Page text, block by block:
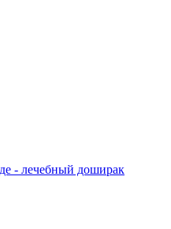
- лечебный доширак